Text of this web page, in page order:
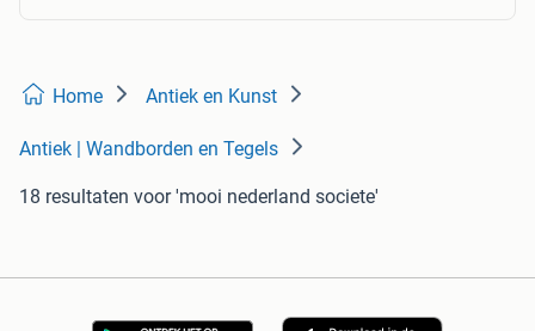
Home Antiek en Kunst
Antiek | Wandborden en Tegels
18 resultaten voor 'mooi nederland societe'